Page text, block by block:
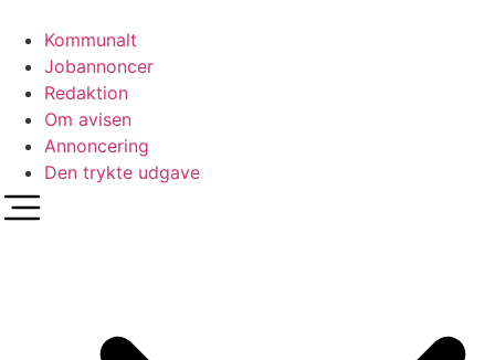
indhold
Kommunalt
Jobannoncer
Redaktion
Om avisen
Annoncering
Den trykte udgave